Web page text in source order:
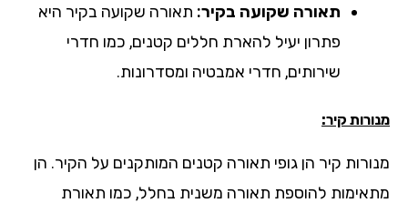
תאורה שקועה בקיר:תאורה שקועה בקיר היא
פתרון יעיל להארת חללים קטנים, כמו חדרי
שירותים, חדרי אמבטיה ומסדרונות.
קיר:
קיר הן גופי תאורה קטנים המותקנים על הקיר. הן
להוספת תאורה משנית בחלל, כמו תאורת